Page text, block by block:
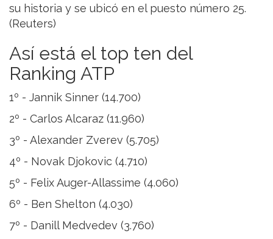
su historia y se ubicó en el puesto número 25.
(Reuters)
Así está el top ten del
Ranking ATP
1º - Jannik Sinner (14.700)
2º - Carlos Alcaraz (11.960)
3º - Alexander Zverev (5.705)
4º - Novak Djokovic (4.710)
5º - Felix Auger-Allassime (4.060)
6º - Ben Shelton (4.030)
7º - Danill Medvedev (3.760)